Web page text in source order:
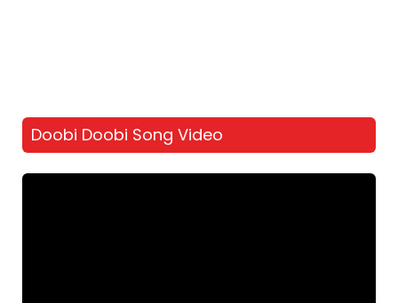
Doobi Doobi Song Video